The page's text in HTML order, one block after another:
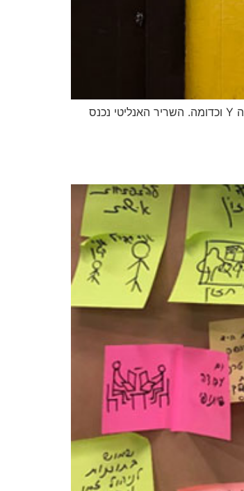
המוח שלנו רגיל לגשת לאתגרים עם סט הפתרונות ועם ארגז הכלים אשר אסף מהעבר, 1 פלוס 1 שווה 2…אם עשיתי X אז הגעתי לתוצאה Y וכדומה. השריר האנליטי נכנס